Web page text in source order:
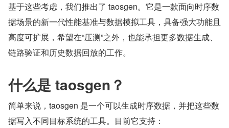
基于这些考虑，我们推出了 taosgen。它是一款面向时序数
据场景的新一代性能基准与数据模拟工具，具备强大功能且
高度可扩展，希望在“压测”之外，也能承担更多数据生成、
链路验证和历史数据回放的工作。
什么是 taosgen？
简单来说，taosgen 是一个可以生成时序数据，并把这些数
据写入不同目标系统的工具。目前它支持：